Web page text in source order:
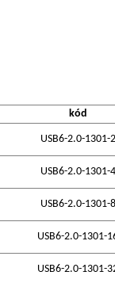
kód
USB6-2.0-1301-2
USB6-2.0-1301-4
USB6-2.0-1301-8
USB6-2.0-1301-
USB6-2.0-1301-